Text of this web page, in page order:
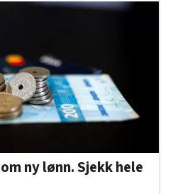
ny lønn. Sjekk hele